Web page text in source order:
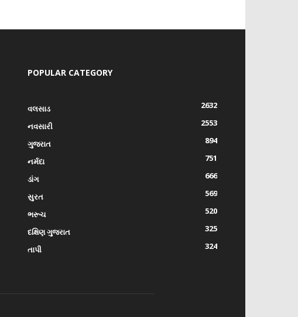
POPULAR CATEGORY
વલસાડ
2632
નવસારી
2553
ગુજરાત
894
નર્મદા
751
ડાંગ
666
સુરત
569
ભરૂચ
520
દક્ષિણ ગુજરાત
325
તાપી
324